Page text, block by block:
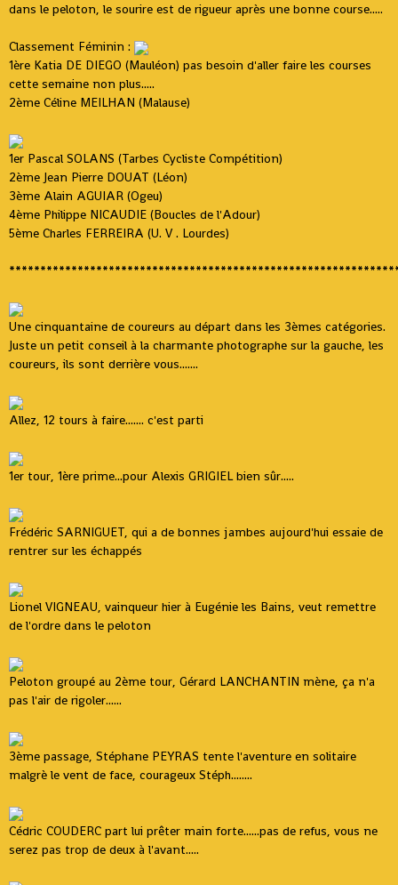
dans le peloton, le sourire est de rigueur après une bonne course.....
Classement Féminin :
1ère Katia DE DIEGO (Mauléon) pas besoin d'aller faire les courses
cette semaine non plus.....
2ème Céline MEILHAN (Malause)
1er Pascal SOLANS (Tarbes Cycliste Compétition)
2ème Jean Pierre DOUAT (Léon)
3ème Alain AGUIAR (Ogeu)
4ème Philippe NICAUDIE (Boucles de l'Adour)
5ème Charles FERREIRA (U. V . Lourdes)
Une cinquantaine de coureurs au départ dans les 3èmes catégories.
Juste un petit conseil à la charmante photographe sur la gauche, les
coureurs, ils sont derrière vous.......
Allez, 12 tours à faire....... c'est parti
1er tour, 1ère prime...pour Alexis GRIGIEL bien sûr.....
Frédéric SARNIGUET, qui a de bonnes jambes aujourd'hui essaie de
rentrer sur les échappés
Lionel VIGNEAU, vainqueur hier à Eugénie les Bains, veut remettre
de l'ordre dans le peloton
Peloton groupé au 2ème tour, Gérard LANCHANTIN mène, ça n'a
pas l'air de rigoler......
3ème passage, Stéphane PEYRAS tente l'aventure en solitaire
malgrè le vent de face, courageux Stéph........
Cédric COUDERC part lui prêter main forte......pas de refus, vous ne
serez pas trop de deux à l'avant.....